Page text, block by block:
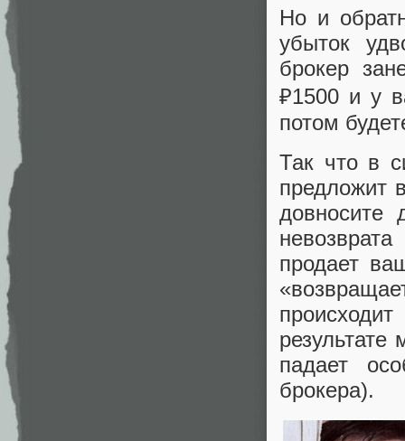
Но и
убыток
брокер
₽1500 и у
потом
Так что в
предложит
довносите
продает
падает
брокера).